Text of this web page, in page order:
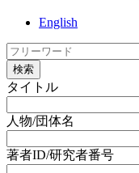
English
検索
タイトル
人物/団体名
著者ID/研究者番号